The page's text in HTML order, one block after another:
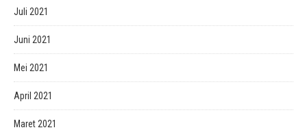
Juli 2021
Juni 2021
Mei 2021
April 2021
Maret 2021